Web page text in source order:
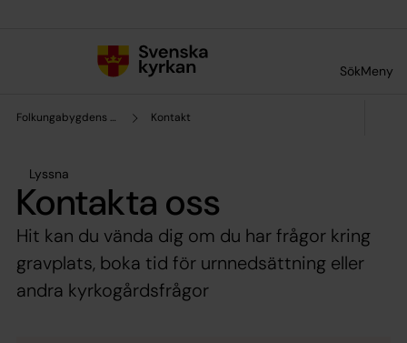
SökMeny
Folkungabygdens pastorat Kontakt
Lyssna
Kontakta oss
Hit kan du vända dig om du har frågor kring
gravplats, boka tid för urnnedsättning eller
andra kyrkogårdsfrågor